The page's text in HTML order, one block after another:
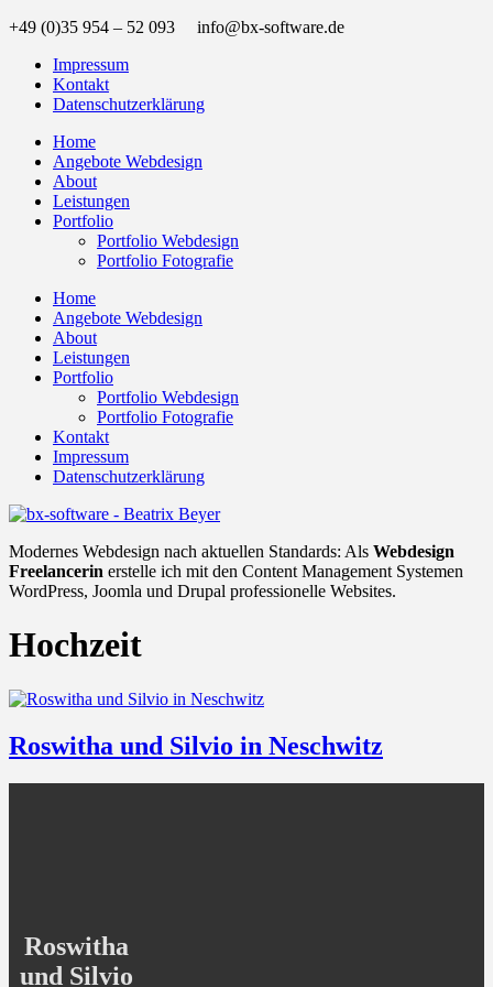
+49 (0)35 954 – 52 093 info@bx-software.de
Impressum
Kontakt
Datenschutzerklärung
Home
Angebote Webdesign
About
Leistungen
Portfolio
Portfolio Webdesign
Portfolio Fotografie
Home
Angebote Webdesign
About
Leistungen
Portfolio
Portfolio Webdesign
Portfolio Fotografie
Kontakt
Impressum
Datenschutzerklärung
Modernes Webdesign nach aktuellen Standards: Als Webdesign
Freelancerin erstelle ich mit den Content Management Systemen
WordPress, Joomla und Drupal professionelle Websites.
Hochzeit
Roswitha und Silvio in Neschwitz
Roswitha
und Silvio